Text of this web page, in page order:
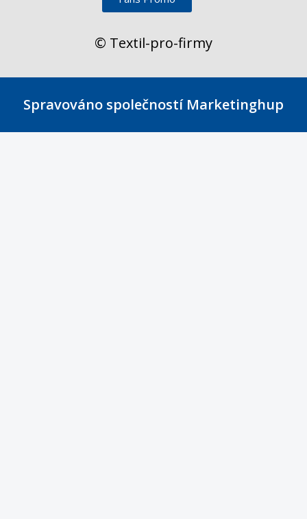
© Textil-pro-firmy
Spravováno společností Marketinghup